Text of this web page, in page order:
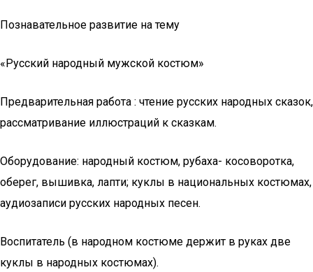
Познавательное развитие на тему
«Русский народный мужской костюм»
Предварительная работа : чтение русских народных сказок,
рассматривание иллюстраций к сказкам.
Оборудование: народный костюм, рубаха- косоворотка,
оберег, вышивка, лапти; куклы в национальных костюмах,
аудиозаписи русских народных песен.
Воспитатель (в народном костюме держит в руках две
куклы в народных костюмах).